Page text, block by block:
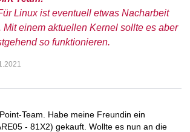
Linux ist eventuell etwas Nacharbeit
Mit einem aktuellen Kernel sollte es aber
so funktionieren.
Team. Habe meine Freundin ein
- 81X2) gekauft. Wollte es nun an die